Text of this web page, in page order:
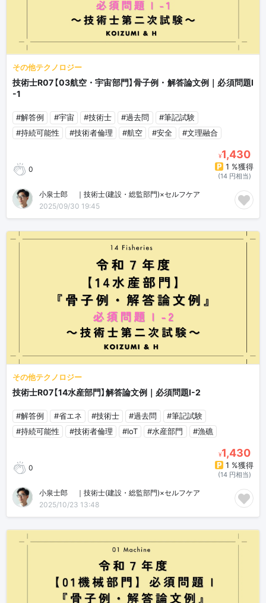
その他テクノロジー
技術士R07【03航空・宇宙部門】骨子例・解答論文例｜必須問題Ⅰ
-1
#解答例 #宇宙 #技術士 #過去問
#筆記試験
#持続可能性
#技術者倫理 #航空 #安全 #文理融合
0
¥1,430
1 %獲得
(14 円相当)
小泉士郎🎈｜技術士(建設・総監部門)×セルフケア
2025/09/30 19:45
その他テクノロジー
技術士R07【14水産部門】解答論文例｜必須問題Ⅰ-2
#解答例 #省エネ #技術士 #過去問
#筆記試験
#持続可能性
#技術者倫理 #IoT #水産部門 #漁礁
0
¥1,430
1 %獲得
(14 円相当)
小泉士郎🎈｜技術士(建設・総監部門)×セルフケア
2025/10/23 13:48